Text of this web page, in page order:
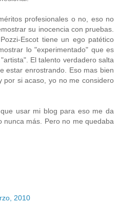
profesionales o no, eso no
su inocencia con pruebas.
Escot tiene un ego patético
lo "experimentado" que es
El talento verdadero salta
estar enrostrando. Eso mas bien
por si acaso, yo no me considero
usar mi blog para eso me da
nunca más. Pero no me quedaba
2010